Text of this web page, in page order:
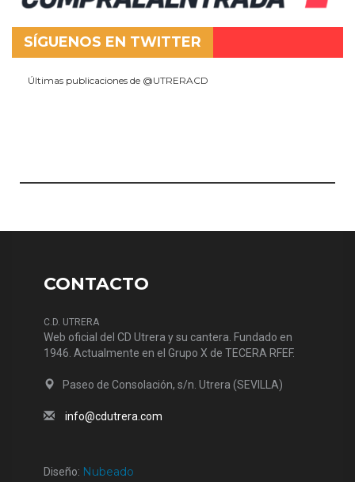
SÍGUENOS EN TWITTER
Últimas publicaciones de @UTRERACD
CONTACTO
C.D. UTRERA
Web oficial del CD Utrera y su cantera. Fundado en
1946. Actualmente en el Grupo X de TECERA RFEF.
Paseo de Consolación, s/n. Utrera (SEVILLA)
info@cdutrera.com
Diseño: Nubeado